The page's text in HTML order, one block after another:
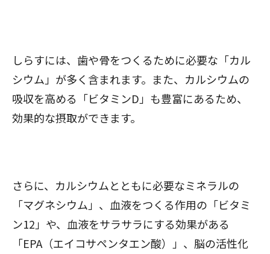
しらすには、歯や骨をつくるために必要な「カル
シウム」が多く含まれます。また、カルシウムの
吸収を高める「ビタミンD」も豊富にあるため、
効果的な摂取ができます。
さらに、カルシウムとともに必要なミネラルの
「マグネシウム」、血液をつくる作用の「ビタミ
ン12」や、血液をサラサラにする効果がある
「EPA（エイコサペンタエン酸）」、脳の活性化